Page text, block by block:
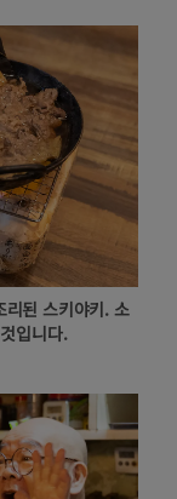
리된 스키야키. 소
입니다.